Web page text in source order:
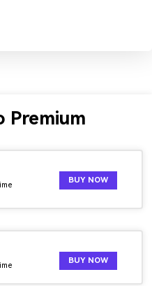
Premium
BUY NOW
BUY NOW